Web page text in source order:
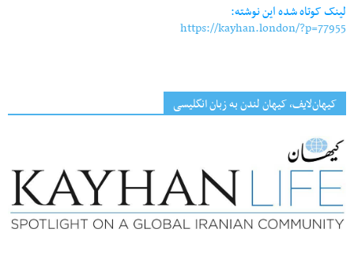
لینک کوتاه شده این نوشته:
https://kayhan.london/?p=77955
کیهان‌لایف، کیهان لندن به زبان انگلیسی